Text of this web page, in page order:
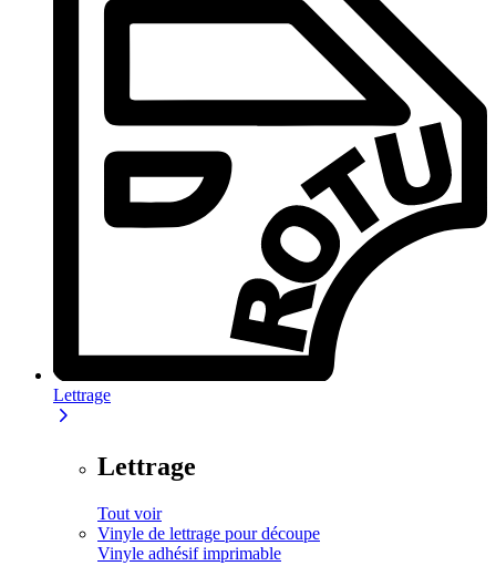
Lettrage
Lettrage
Tout voir
Vinyle de lettrage pour découpe
Vinyle adhésif imprimable